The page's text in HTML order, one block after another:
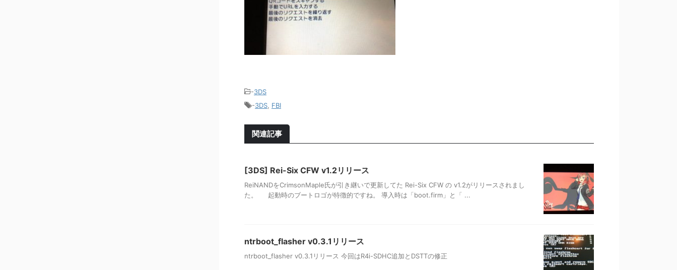
-3DS
-3DS, FBI
関連記事
[3DS] Rei-Six CFW v1.2リリース
ReiNANDをCrimsonMaple氏が引き継いで更新してた Rei-Six CFW の v1.2がリリースされまし
た。 起動時のブートロゴが特徴的ですね。 導入時は「boot.firm」と「 ...
ntrboot_flasher v0.3.1リリース
ntrboot_flasher v0.3.1リリース 今回はR4i-SDHC追加とDSTTの修正